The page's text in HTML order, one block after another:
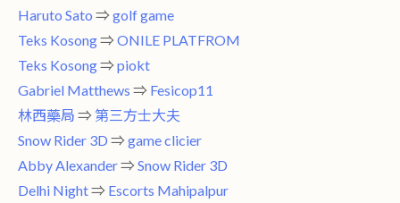
Haruto Sato ⇒ golf game
Teks Kosong⇒ ONILE PLATFROM
Teks Kosong⇒ piokt
Gabriel Matthews ⇒ Fesicop11
林西藥局 ⇒ 第三方士大夫
Snow Rider 3D ⇒ game clicier
Abby Alexander⇒ Snow Rider 3D
Delhi Night⇒ Escorts Mahipalpur